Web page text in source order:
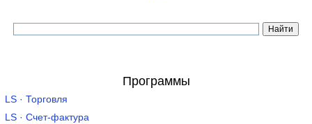
Программы
LS · Торговля
LS · Счет-фактура